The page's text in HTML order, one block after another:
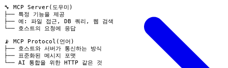
🔧 MCP Server(도우미)
├── 특정 기능을 제공
├── 예: 파일 접근, DB 쿼리, 웹 검색
└── 호스트의 요청에 응답
📡 MCP Protocol(언어)
├── 호스트와 서버가 통신하는 방식
├── 표준화된 메시지 포맷
└── AI 통합을 위한 HTTP 같은 것